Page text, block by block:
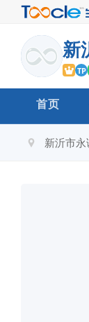
新
TP
首页
新沂市